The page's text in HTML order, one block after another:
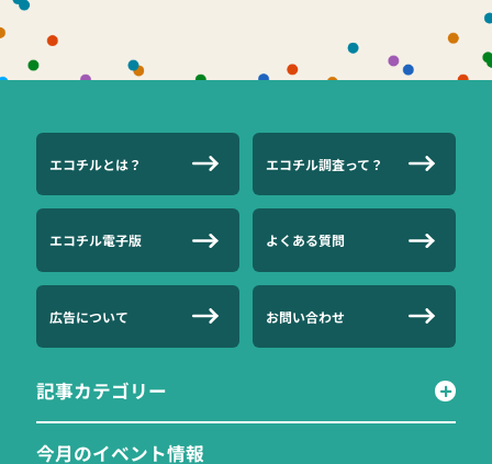
エコチルとは？ エコチル調査って？
エコチル電子版 よくある質問
広告について お問い合わせ
記事カテゴリー
今月のイベント情報